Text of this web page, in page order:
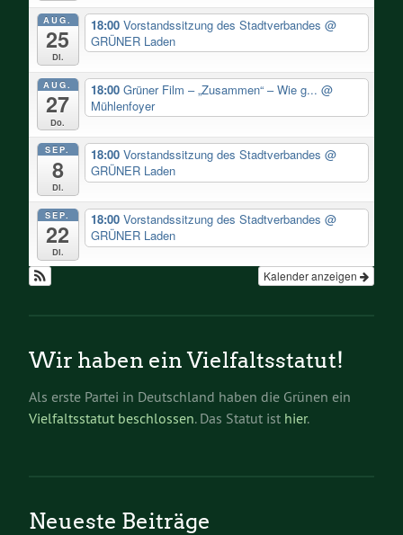
AUG.
25
Di.
18:00 Vorstandssitzung des Stadtverbandes @
GRÜNER Laden
AUG.
27
Do.
18:00 Grüner Film – „Zusammen“ – Wie g... @
Mühlenfoyer
SEP.
8
Di.
18:00 Vorstandssitzung des Stadtverbandes @
GRÜNER Laden
SEP.
22
Di.
18:00 Vorstandssitzung des Stadtverbandes @
GRÜNER Laden
Kalender anzeigen
Wir haben ein Vielfaltsstatut!
Als erste Partei in Deutschland haben die Grünen ein
Vielfaltsstatut beschlossen. Das Statut ist hier.
Neueste Beiträge